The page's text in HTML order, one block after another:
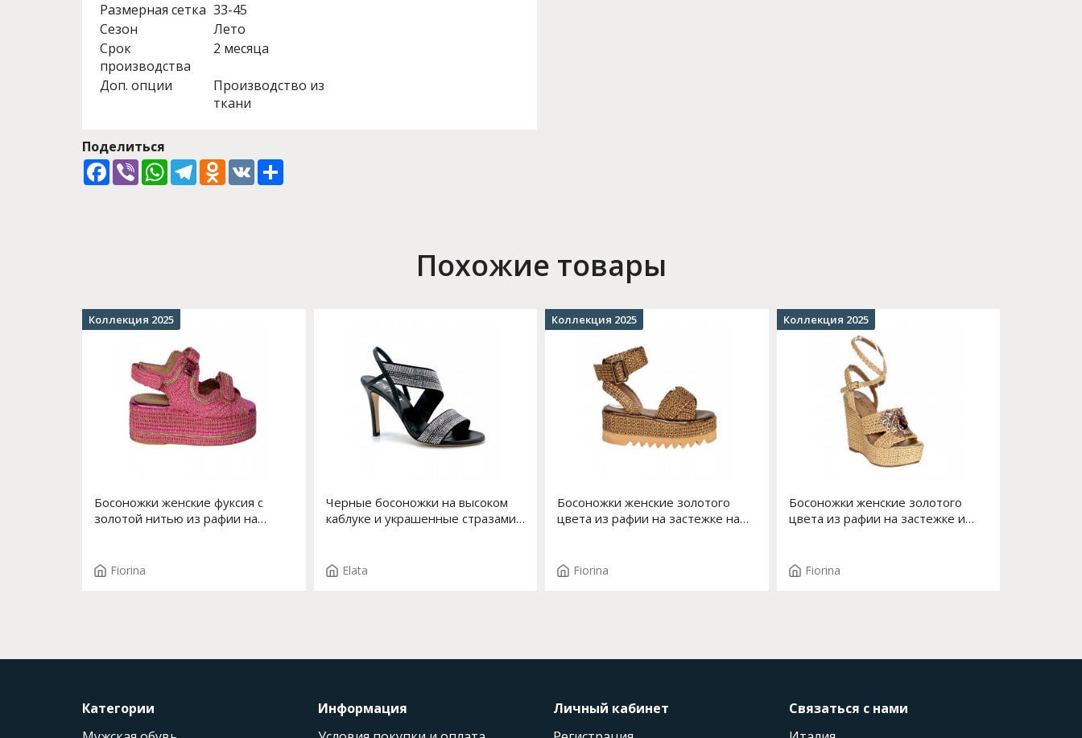
Размерная сетка 33-45
Сезон
Лето
Срок
производства
2 месяца
Доп. опции
Производство из
ткани
Поделиться
Facebook
ViberWhatsApp
TelegramOdnoklassniki
VK
Похожие товары
Босоножки женские фуксия с
золотой нитью из рафии на
Fiorina
Коллекция 2025
Черные босоножки на высоком
каблуке и украшенные стразами
Elata
Босоножки женские золотого
цвета из рафии на застежке на
Fiorina
Коллекция 2025
Босоножки женские золотого
цвета из рафии на застежке и
Fiorina
Коллекция 2025
Категории
Информация
Личный кабинет
Связаться с нами